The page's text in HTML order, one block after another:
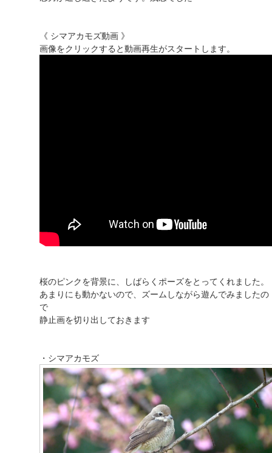
《 シマアカモズ動画 》
画像をクリックすると動画再生がスタートします。
桜のピンクを背景に、しばらくポーズをとってくれました。
あまりにも動かないので、ズームしながら遊んでみましたの
で
静止画を切り出しておきます
・シマアカモズ